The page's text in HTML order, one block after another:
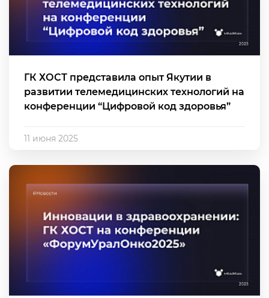
ГК ХОСТ представила опыт Якутии в
развитии телемедицинских технологий на
конференции “Цифровой код здоровья”
11 июня 2025